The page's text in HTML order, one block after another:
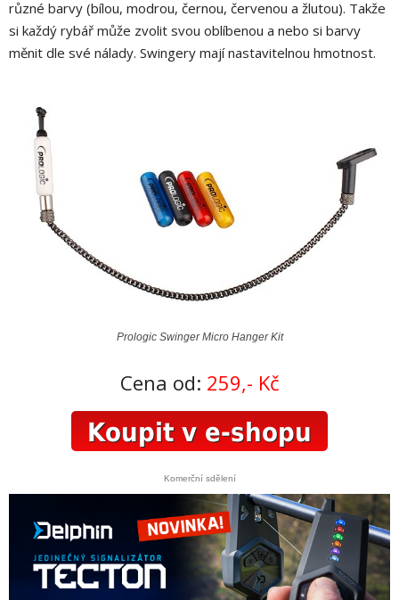
různé barvy (bílou, modrou, černou, červenou a žlutou). Takže
si každý rybář může zvolit svou oblíbenou a nebo si barvy
měnit dle své nálady. Swingery mají nastavitelnou hmotnost.
Prologic Swinger Micro Hanger Kit
Cena od: 259,- Kč
Komerční sdělení